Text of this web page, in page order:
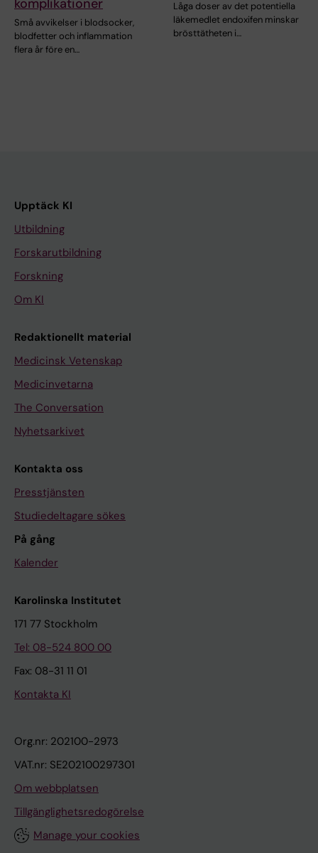
komplikationer
Små avvikelser i blodsocker,
blodfetter och inflammation
flera år före en…
Låga doser av det potentiella
läkemedlet endoxifen minskar
brösttätheten i…
Upptäck KI
Utbildning
Forskarutbildning
Forskning
Om KI
Redaktionellt material
Medicinsk Vetenskap
Medicinvetarna
The Conversation
Nyhetsarkivet
Kontakta oss
Presstjänsten
Studiedeltagare sökes
På gång
Kalender
Karolinska Institutet
171 77 Stockholm
Tel: 08-524 800 00
Fax: 08-31 11 01
Kontakta KI
Org.nr: 202100-2973
VAT.nr: SE202100297301
Om webbplatsen
Tillgänglighetsredogörelse
Manage your cookies